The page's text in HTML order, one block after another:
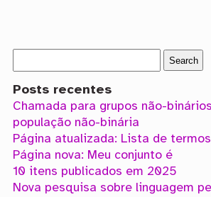
Posts recentes
Chamada para grupos não-
população não-binária
Página atualizada: Lista de
Página nova: Meu conjunto é
10 itens publicados em 2025
Nova pesquisa sobre linguagem